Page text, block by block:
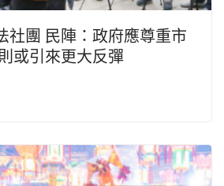
社團 民陣：政府應尊重市
或引來更大反彈